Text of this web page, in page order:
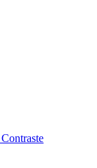
Contraste